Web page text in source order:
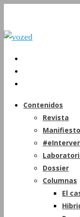
Contenidos
Revista
Dossier
Columnas
El